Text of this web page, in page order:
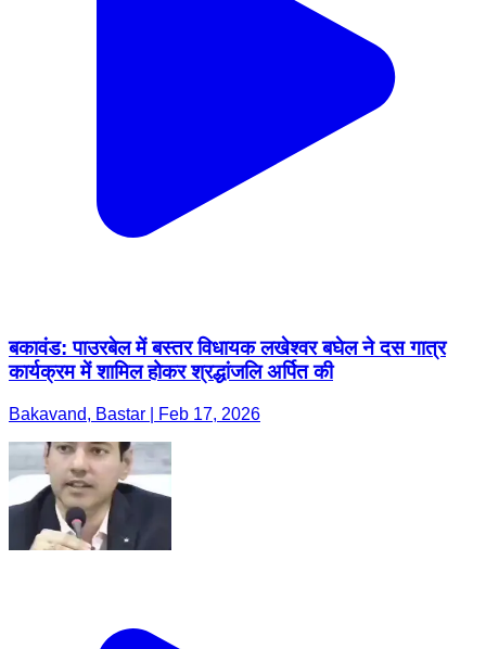
बकावंड: पाउरबेल में बस्तर विधायक लखेश्वर बघेल ने दस गात्र
कार्यक्रम में शामिल होकर श्रद्धांजलि अर्पित की
Bakavand, Bastar | Feb 17, 2026